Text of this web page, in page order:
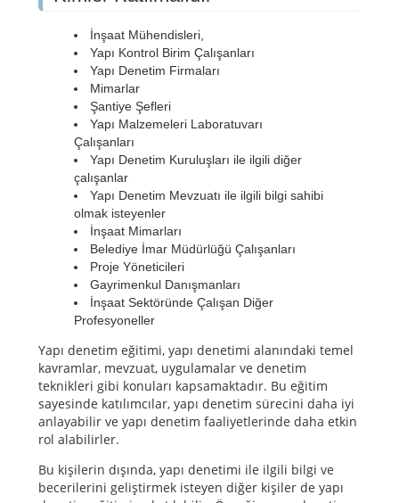
İnşaat Mühendisleri,
Yapı Kontrol Birim Çalışanları
Yapı Denetim Firmaları
Mimarlar
Şantiye Şefleri
Yapı Malzemeleri Laboratuvarı
Çalışanları
Yapı Denetim Kuruluşları ile ilgili diğer
çalışanlar
Yapı Denetim Mevzuatı ile ilgili bilgi sahibi
olmak isteyenler
İnşaat Mimarları
Belediye İmar Müdürlüğü Çalışanları
Proje Yöneticileri
Gayrimenkul Danışmanları
İnşaat Sektöründe Çalışan Diğer
Profesyoneller
Yapı denetim eğitimi, yapı denetimi alanındaki temel
kavramlar, mevzuat, uygulamalar ve denetim
teknikleri gibi konuları kapsamaktadır. Bu eğitim
sayesinde katılımcılar, yapı denetim sürecini daha iyi
anlayabilir ve yapı denetim faaliyetlerinde daha etkin
rol alabilirler.
Bu kişilerin dışında, yapı denetimi ile ilgili bilgi ve
becerilerini geliştirmek isteyen diğer kişiler de yapı